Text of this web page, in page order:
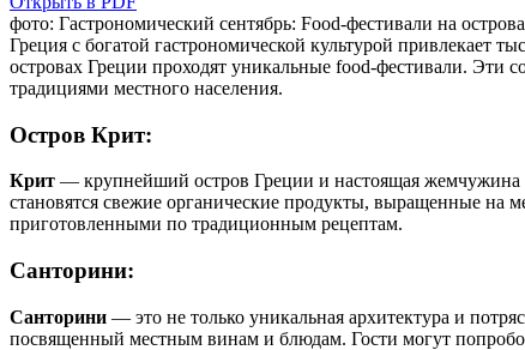
фото: Гастрономический сентябрь: Food-фестивали на
Греция c богатой гастрономической культурой привлекает
островах Греции проходят уникальные food-фестивали. Эти
традициями местного населения.
Остров Крит:
Крит — крупнейший остров Греции и настоящая жемчужина
становятся свежие органические продукты, выращенные на
приготовленными по традиционным рецептам.
Санторини:
Санторини — это не только уникальная архитектура и
посвященный местным винам и блюдам. Гости могут